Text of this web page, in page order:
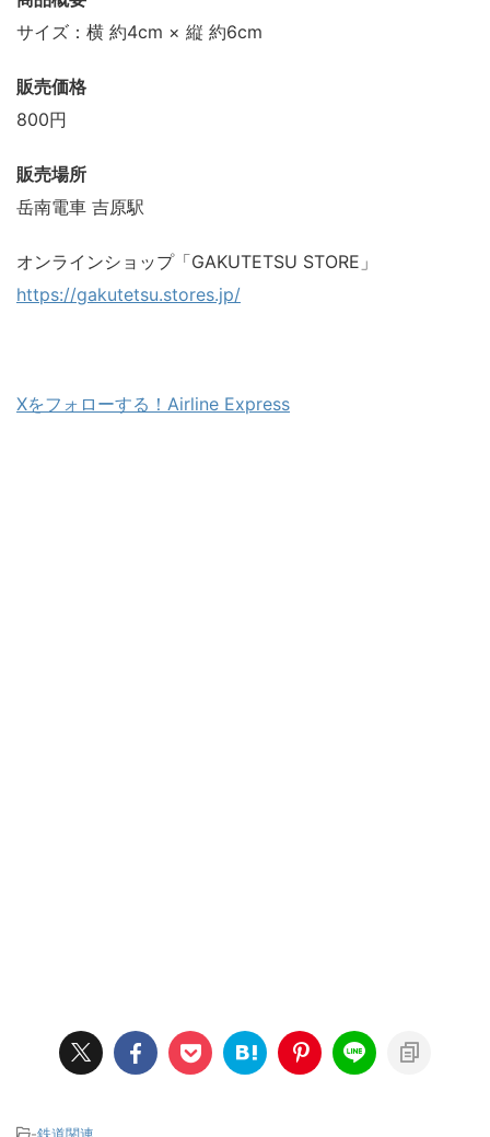
サイズ：横 約4cm × 縦 約6cm
販売価格
800円
販売場所
岳南電車 吉原駅
オンラインショップ「GAKUTETSU STORE」
https://gakutetsu.stores.jp/
Xをフォローする！Airline Express